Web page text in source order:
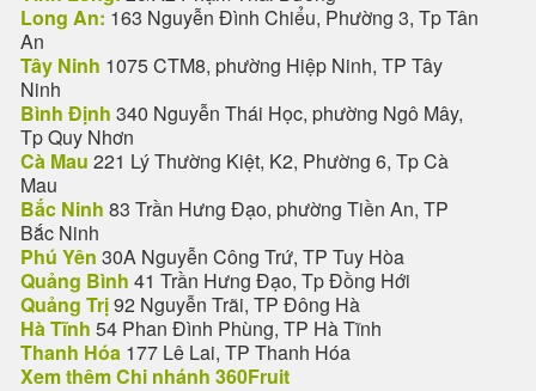
Long An: 163 Nguyễn Đình Chiểu, Phường 3, Tp Tân
An
Tây Ninh 1075 CTM8, phường Hiệp Ninh, TP Tây
Ninh
Bình Định 340 Nguyễn Thái Học, phường Ngô Mây,
Tp Quy Nhơn
Cà Mau 221 Lý Thường Kiệt, K2, Phường 6, Tp Cà
Mau
Bắc Ninh 83 Trần Hưng Đạo, phường Tiền An, TP
Bắc Ninh
Phú Yên 30A Nguyễn Công Trứ, TP Tuy Hòa
Quảng Bình 41 Trần Hưng Đạo, Tp Đồng Hới
Quảng Trị92 Nguyễn Trãi, TP Đông Hà
Hà Tĩnh 54 Phan Đình Phùng, TP Hà Tĩnh
Thanh Hóa 177 Lê Lai, TP Thanh Hóa
Xem thêm Chi nhánh 360Fruit